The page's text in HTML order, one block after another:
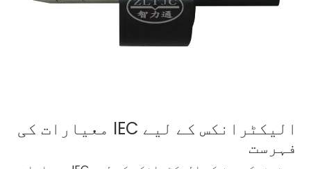
الیکٹرانکس کے لیے IEC معیارات کی
فہرست